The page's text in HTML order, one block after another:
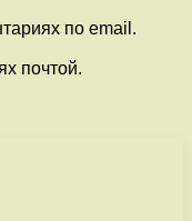
по email.
почтой.